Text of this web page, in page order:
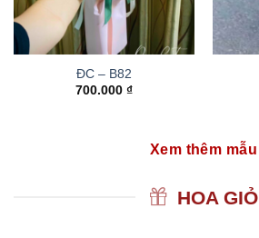
ĐC – B82
700.000 ₫
Xem thêm mẫu
HOA GIỎ